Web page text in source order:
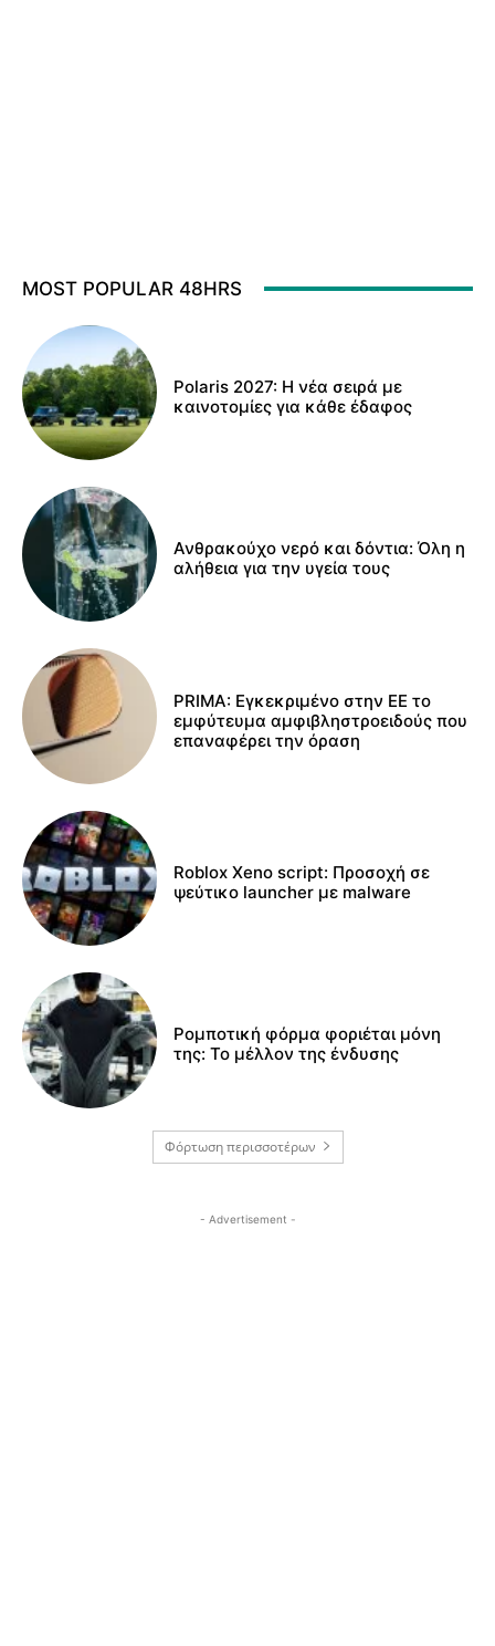
MOST POPULAR 48HRS
Polaris 2027: Η νέα σειρά με
καινοτομίες για κάθε έδαφος
Ανθρακούχο νερό και δόντια: Όλη η
αλήθεια για την υγεία τους
PRIMA: Εγκεκριμένο στην ΕΕ το
εμφύτευμα αμφιβληστροειδούς που
επαναφέρει την όραση
Roblox Xeno script: Προσοχή σε
ψεύτικο launcher με malware
Ρομποτική φόρμα φοριέται μόνη
της: Το μέλλον της ένδυσης
Φόρτωση περισσοτέρων
- Advertisement -